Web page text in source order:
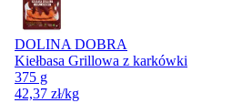
DOLINA DOBRA
Kiełbasa Grillowa z karkówki
375 g
42,37 zł/kg